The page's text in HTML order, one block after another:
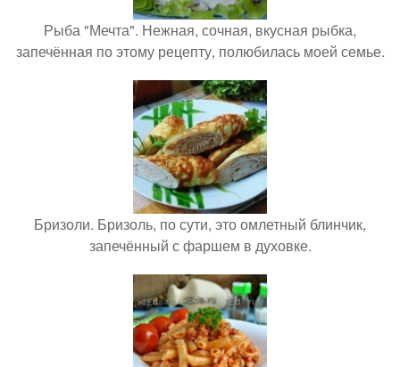
Рыба "Мечта". Нежная, сочная, вкусная рыбка,
запечённая по этому рецепту, полюбилась моей семье.
Бризоли. Бризоль, по сути, это омлетный блинчик,
запечённый с фаршем в духовке.